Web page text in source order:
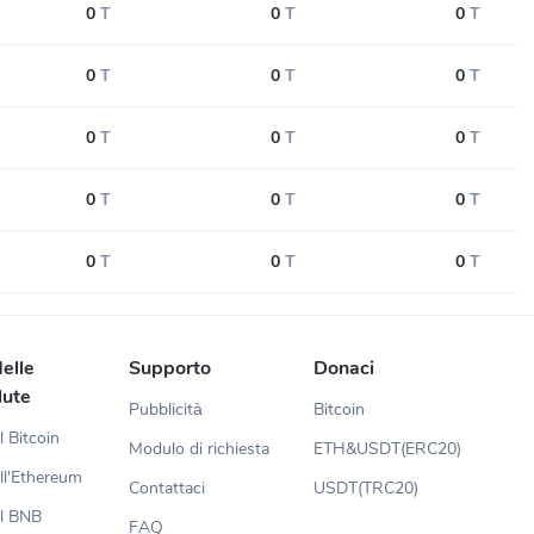
0 T 0 T 0 T
0 T 0 T 0 T
0 T 0 T 0 T
0 T 0 T 0 T
0 T 0 T 0 T
Bitcoin
BNB
Supporto
Pubblicità
Modulo di richiesta
Contattaci
FAQ
Donaci
Bitcoin
ETH&USDT(ERC20)
USDT(TRC20)